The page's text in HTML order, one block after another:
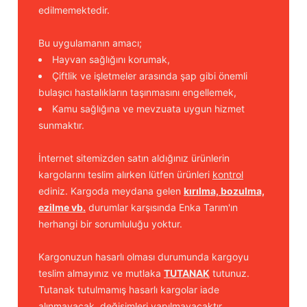
edilmemektedir.
Bu uygulamanın amacı;
Hayvan sağlığını korumak,
Çiftlik ve işletmeler arasında şap gibi önemli
bulaşıcı hastalıkların taşınmasını engellemek,
Kamu sağlığına ve mevzuata uygun hizmet
sunmaktır.
İnternet sitemizden satın aldığınız ürünlerin
kargolarını teslim alırken lütfen ürünleri kontrol
ediniz. Kargoda meydana gelen kırılma, bozulma,
ezilme vb. durumlar karşısında Enka Tarım'ın
herhangi bir sorumluluğu yoktur.
Kargonuzun hasarlı olması durumunda kargoyu
teslim almayınız ve mutlaka TUTANAK tutunuz.
Tutanak tutulmamış hasarlı kargolar iade